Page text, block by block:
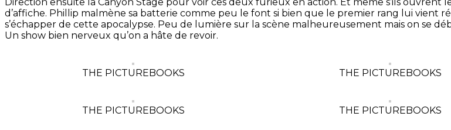
d’affiche. Phillip malmène sa batterie comme peu le font si bien que le premier rang lui
s’échapper de cette apocalypse. Peu de lumière sur la scène malheureusement mais on se
Un show bien nerveux qu’on a hâte de revoir.
THE PICTUREBOOKS THE PICTUREBOOKS
THE PICTUREBOOKS THE PICTUREBOOKS